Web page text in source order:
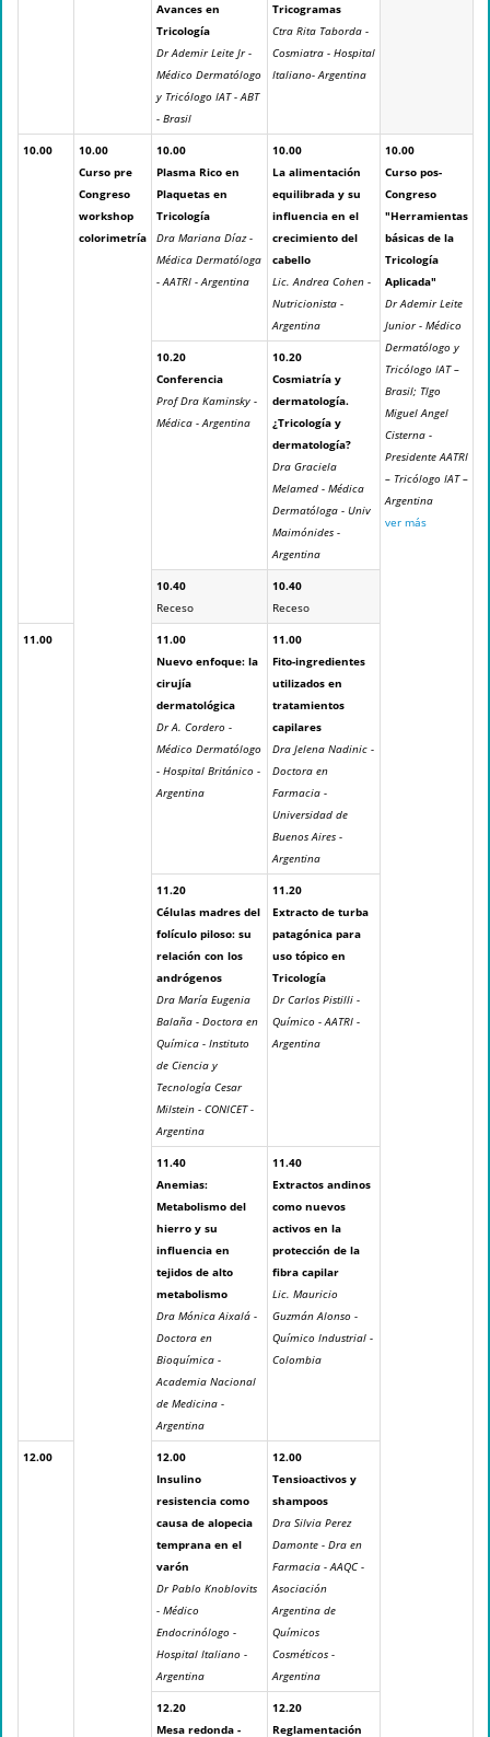
Avances en
Tricología
Dr Ademir Leite Jr -
Médico Dermatólogo
y Tricólogo IAT - ABT
- Brasil
Tricogramas
Ctra Rita Taborda -
Cosmiatra - Hospital
Italiano- Argentina
10.00
10.00
Curso pre
Congreso
workshop
colorimetría
10.00
Plasma Rico en
Plaquetas en
Tricología
Dra Mariana Díaz -
Médica Dermatóloga
- AATRI - Argentina
10.00
La alimentación
equilibrada y su
influencia en el
crecimiento del
cabello
Lic. Andrea Cohen -
Nutricionista -
Argentina
10.00
Curso pos-
Congreso
"Herramientas
básicas de la
Tricología
Aplicada"
Dr Ademir Leite
Junior - Médico
Dermatólogo y
Tricólogo IAT –
Brasil; Tlgo
Miguel Angel
Cisterna -
Presidente AATRI
– Tricólogo IAT –
Argentina
ver más
10.20
Conferencia
Prof Dra Kaminsky -
Médica - Argentina
10.20
Cosmiatría y
dermatología.
¿Tricología y
dermatología?
Dra Graciela
Melamed - Médica
Dermatóloga - Univ
Maimónides -
Argentina
10.40
Receso
10.40
Receso
11.00
11.00
Nuevo enfoque: la
cirujía
dermatológica
Dr A. Cordero -
Médico Dermatólogo
- Hospital Británico -
Argentina
11.00
Fito-ingredientes
utilizados en
tratamientos
capilares
Dra Jelena Nadinic -
Doctora en
Farmacia -
Universidad de
Buenos Aires -
Argentina
11.20
Células madres del
folículo piloso: su
relación con los
andrógenos
Dra María Eugenia
Balaña - Doctora en
Química - Instituto
de Ciencia y
Tecnología Cesar
Milstein - CONICET -
Argentina
11.20
Extracto de turba
patagónica para
uso tópico en
Tricología
Dr Carlos Pistilli -
Químico - AATRI -
Argentina
11.40
Anemias:
Metabolismo del
hierro y su
influencia en
tejidos de alto
metabolismo
Dra Mónica Aixalá -
Doctora en
Bioquímica -
Academia Nacional
de Medicina -
Argentina
11.40
Extractos andinos
como nuevos
activos en la
protección de la
fibra capilar
Lic. Mauricio
Guzmán Alonso -
Químico Industrial -
Colombia
12.00
12.00
Insulino
resistencia como
causa de alopecia
temprana en el
varón
Dr Pablo Knoblovits
- Médico
Endocrinólogo -
Hospital Italiano -
Argentina
12.00
Tensioactivos y
shampoos
Dra Silvia Perez
Damonte - Dra en
Farmacia - AAQC -
Asociación
Argentina de
Químicos
Cosméticos -
Argentina
12.20
Mesa redonda -
12.20
Reglamentación